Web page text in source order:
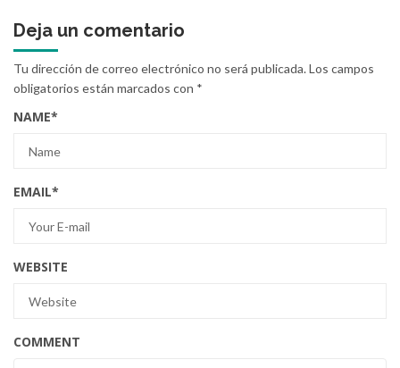
Deja un comentario
Tu dirección de correo electrónico no será publicada.Los campos
obligatorios están marcados con *
NAME*
EMAIL*
WEBSITE
COMMENT